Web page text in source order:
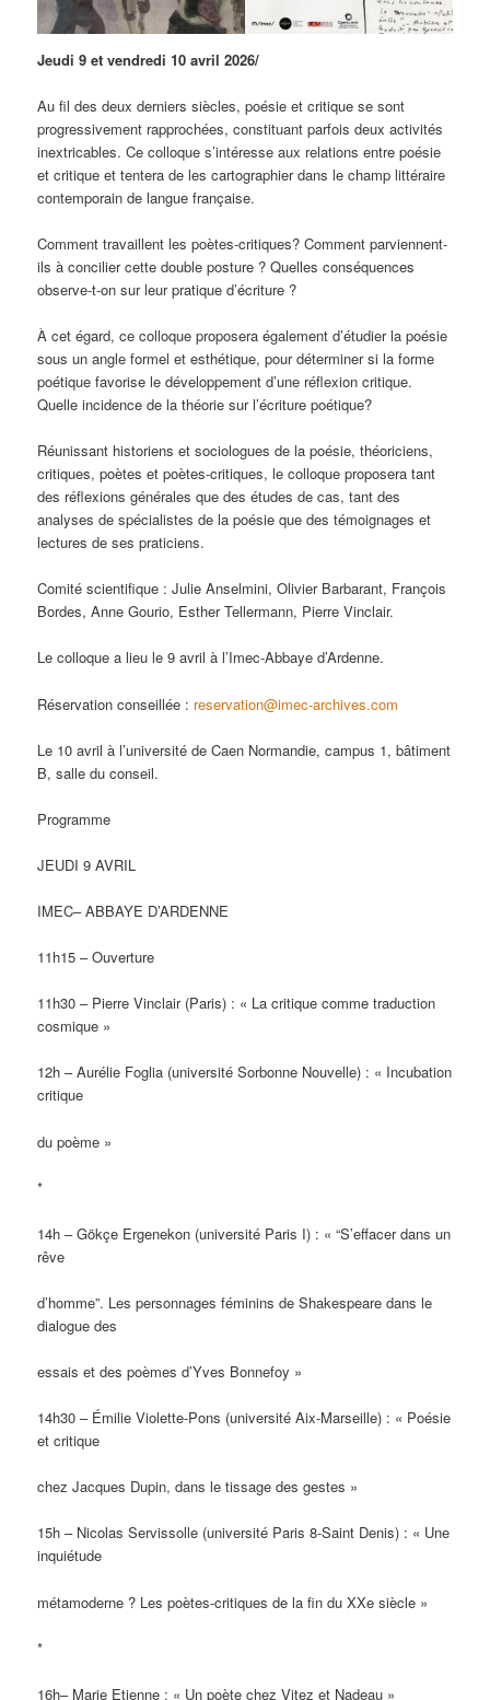
Jeudi 9 et vendredi 10 avril 2026/
Au fil des deux derniers siècles, poésie et critique se sont
progressivement rapprochées, constituant parfois deux activités
inextricables. Ce colloque s’intéresse aux relations entre poésie
et critique et tentera de les cartographier dans le champ littéraire
contemporain de langue française.
Comment travaillent les poètes-critiques? Comment parviennent-
ils à concilier cette double posture ? Quelles conséquences
observe-t-on sur leur pratique d’écriture ?
À cet égard, ce colloque proposera également d’étudier la poésie
sous un angle formel et esthétique, pour déterminer si la forme
poétique favorise le développement d’une réflexion critique.
Quelle incidence de la théorie sur l’écriture poétique?
Réunissant historiens et sociologues de la poésie, théoriciens,
critiques, poètes et poètes-critiques, le colloque proposera tant
des réflexions générales que des études de cas, tant des
analyses de spécialistes de la poésie que des témoignages et
lectures de ses praticiens.
Comité scientifique : Julie Anselmini, Olivier Barbarant, François
Bordes, Anne Gourio, Esther Tellermann, Pierre Vinclair.
Le colloque a lieu le 9 avril à l’Imec-Abbaye d’Ardenne.
Réservation conseillée : reservation@imec-archives.com
Le 10 avril à l’université de Caen Normandie, campus 1, bâtiment
B, salle du conseil.
Programme
JEUDI 9 AVRIL
IMEC– ABBAYE D’ARDENNE
11h15 – Ouverture
11h30 – Pierre Vinclair (Paris) : « La critique comme traduction
cosmique »
12h – Aurélie Foglia (université Sorbonne Nouvelle) : « Incubation
critique
du poème »
*
14h – Gökçe Ergenekon (université Paris I) : « “S’effacer dans un
rêve
d’homme”. Les personnages féminins de Shakespeare dans le
dialogue des
essais et des poèmes d’Yves Bonnefoy »
14h30 – Émilie Violette-Pons (université Aix-Marseille) : « Poésie
et critique
chez Jacques Dupin, dans le tissage des gestes »
15h – Nicolas Servissolle (université Paris 8-Saint Denis) : « Une
inquiétude
métamoderne ? Les poètes-critiques de la fin du XXe siècle »
*
16h– Marie Etienne : « Un poète chez Vitez et Nadeau »